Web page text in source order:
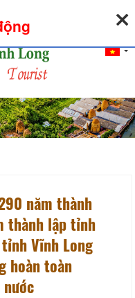
năm thành
thành lập tỉnh
Vĩnh Long
hoàn toàn